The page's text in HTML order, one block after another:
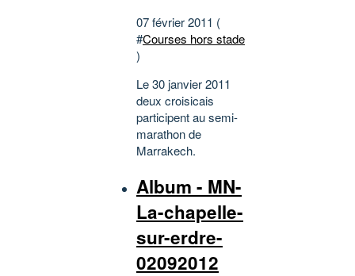
07 février 2011 (
#Courses hors stade
)
Le 30 janvier 2011
deux croisicais
participent au semi-
marathon de
Marrakech.
Album - MN-
La-chapelle-
sur-erdre-
02092012